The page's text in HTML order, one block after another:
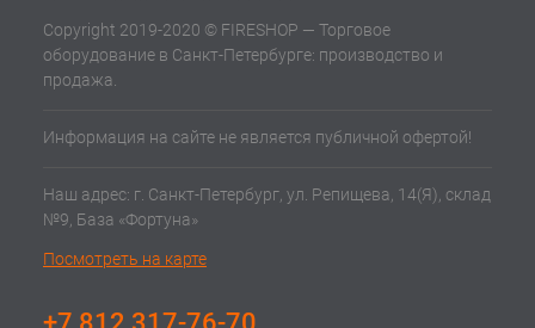
Copyright 2019-2020 © FIRESHOP — Торговое
оборудование в Санкт-Петербурге: производство и
продажа.
Информация на сайте не является публичной офертой!
Наш адрес: г. Санкт-Петербург, ул. Репищева, 14(Я), склад
№9, База «Фортуна»
Посмотреть на карте